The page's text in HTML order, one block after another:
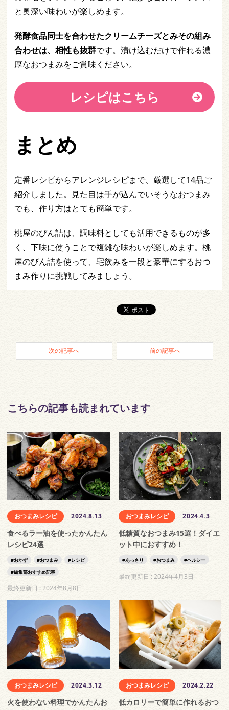
と奥深い味わいが楽しめます。
発酵食品同士を合わせたクリームチーズとみその組み
合わせは、相性も抜群です。漬け込むだけで作れる濃
厚なおつまみをご賞味ください。
レシピはこちら
まとめ
定番レシピからアレンジレシピまで、厳選して14品ご
紹介しました。見た目は手が込んでいそうなおつまみ
でも、作り方はとても簡単です。
桃屋のびん詰は、調味料としても活用できるものが多
く、下味に使うことで複雑な味わいが楽しめます。桃
屋のびん詰を使って、宅飲みを一段と豪華にするおつ
まみ作りに挑戦してみましょう。
次の記事へ 前の記事へ
こちらの記事も読まれています
おつまみレシピ 2024.8.13
食べるラー油を使ったかんたん
レシピ24選
おかず おつまみ
レシピ
編集部おすすめ記事
最終更新日 :2024年8月8日
おつまみレシピ 2024.4.3
低糖質なおつまみ15選！ダイエ
ット中におすすめ！
あっさり おつまみ ヘルシー
最終更新日 :2024年4月3日
おつまみレシピ 2024.3.12
火を使わない料理でかんたんお
おつまみレシピ 2024.2.22
低カロリーで簡単に作れるおつ